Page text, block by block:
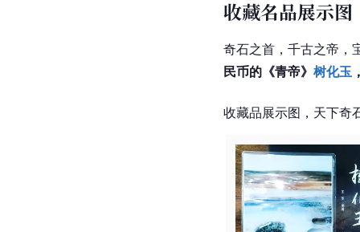
收藏名品展示图
奇石之首，千古之帝，
民币的《青帝》 树化玉
收藏品展示图，天下奇